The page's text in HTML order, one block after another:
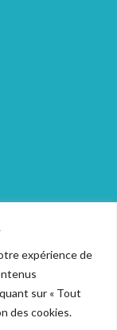
expérience de
sur « Tout
des cookies.